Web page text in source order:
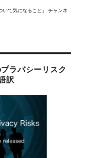
いて気になること」 チャンネ
ラバシーリスク
訳